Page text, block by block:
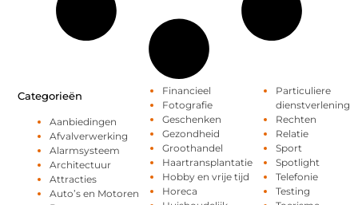
Categorieën
Aanbiedingen
Afvalverwerking
Alarmsysteem
Architectuur
Attracties
Auto’s en Motoren
Financieel
Fotografie
Geschenken
Gezondheid
Groothandel
Haartransplantatie
Hobby en vrije tijd
Horeca
Particuliere
dienstverlening
Rechten
Relatie
Sport
Spotlight
Telefonie
Testing